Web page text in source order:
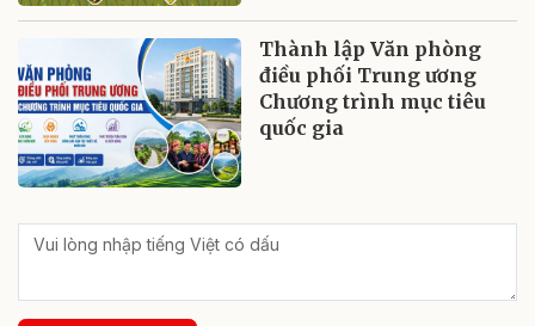
Thành lập Văn phòng
điều phối Trung ương
Chương trình mục tiêu
quốc gia